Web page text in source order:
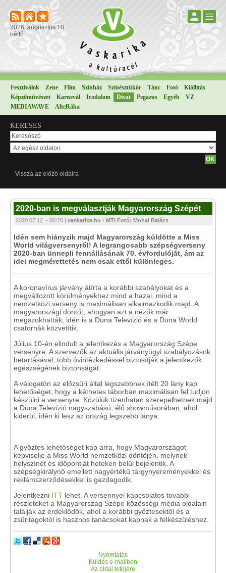
2026. augusztus 10.
hétfő
Fesztiválok Zene Film Színház Színésztükör Tánc Fotó
Kiállítás
Képzőművészet
Karnevál Irodalom Divat Pegazus Egyéb
VZ
MEDIAWAVE
AlteRába
KERESÉS
Vissza az előző oldalra
2020-ban is megválasztják Magyarország Szépét
2020.07.12. - 00:20 | vaskarika.hu - MTI Fotó: Mohai Balázs
Idén sem hiányzik majd Magyarország küldötte a Miss
World világversenyről! A legrangosabb szépségverseny
2020-ban ünnepli fennállásának 70. évfordulóját, ám az
idei megmérettetés nem csak ettől különleges.
A koronavírus járvány átírta a korábbi szabályokat és a
megváltozott körülményekhez mind a hazai, mind a
nemzetközi verseny is maximálisan alkalmazkodik majd. A
magyarországi döntőt, ahogyan azt a nézők már
megszokhatták, idén is a Duna Televízió és a Duna World
csatornák közvetítik.
Július 10-én elindult a jelentkezés a Magyarország Szépe
versenyre. A szervezők az aktuális járványügyi szabályozások
betartásával, több óvintézkedéssel biztosítják a jelentkezők
egészségének biztonságát.
A válogatón az előzsűri által legszebbnek ítélt 20 lány kap
lehetőséget, hogy a kéthetes táborban maximálisan fel tudjon
készülni a versenyre. Közülük tizenhatan szerepelhetnek majd
a Duna Televízió nagyszabású, élő showműsorában, ahol
kiderül, idén ki lesz az ország legszebb lánya.
A győztes lehetőséget kap arra, hogy Magyarországot
képviselje a Miss World nemzetközi döntőjén, melynek
helyszínét és időpontját heteken belül bejelentik. A
szépségkirálynő emellett nagyértékű tárgynyereményekkel és
reklámszerződésekkel is gazdagodik.
Jelentkezni ITT lehet. A versennyel kapcsolatos további
részleteket a Magyarország Szépe közösségi média oldalain
találják az érdeklődők, ahol a korábbi győztesektől és a
zsűritagoktól is hasznos tanácsokat kapnak a felkészüléshez.
Nyomtatás
Küldés e-mailben
Az oldal tetejére